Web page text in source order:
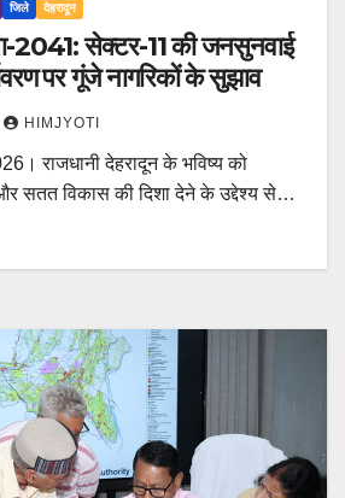
जिले देहरादून
2041: सेक्टर-11 की जनसुनवाई
पर गूंजे नागरिकों के सुझाव
HIMJYOTI
राजधानी देहरादून के भविष्य को
सतत विकास की दिशा देने के उद्देश्य से…